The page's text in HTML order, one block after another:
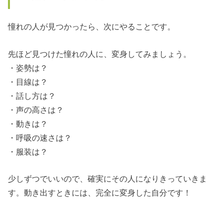
憧れの人が見つかったら、次にやることです。
先ほど見つけた憧れの人に、変身してみましょう。
・姿勢は？
・目線は？
・話し方は？
・声の高さは？
・動きは？
・呼吸の速さは？
・服装は？
少しずつでいいので、確実にその人になりきっていきま
す。動き出すときには、完全に変身した自分です！